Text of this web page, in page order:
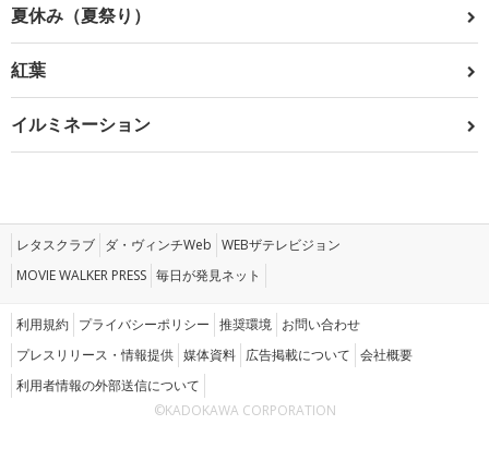
夏休み（夏祭り）
紅葉
イルミネーション
レタスクラブ ダ・ヴィンチWeb WEBザテレビジョン
MOVIE WALKER PRESS 毎日が発見ネット
利用規約 プライバシーポリシー 推奨環境 お問い合わせ
プレスリリース・情報提供 媒体資料 広告掲載について 会社概要
利用者情報の外部送信について
©KADOKAWA CORPORATION